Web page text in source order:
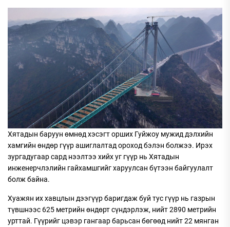
Хятадын баруун өмнөд хэсэгт орших Гуйжоу мужид дэлхийн
хамгийн өндөр гүүр ашиглалтад ороход бэлэн болжээ. Ирэх
зургадугаар сард нээлтээ хийх уг гүүр нь Хятадын
инженерчлэлийн гайхамшгийг харуулсан бүтээн байгуулалт
болж байна.
Хуажян их хавцлын дээгүүр баригдаж буй тус гүүр нь газрын
түвшнээс 625 метрийн өндөрт сүндэрлэж, нийт 2890 метрийн
урттай. Гүүрийг цэвэр гангаар барьсан бөгөөд нийт 22 мянган